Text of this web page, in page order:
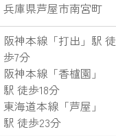
兵庫県芦屋市南宮町
阪神本線 「打出 」駅 徒
歩7分
阪神本線 「香櫨園 」
駅 徒歩18分
東海道本線 「芦屋 」
駅 徒歩23分